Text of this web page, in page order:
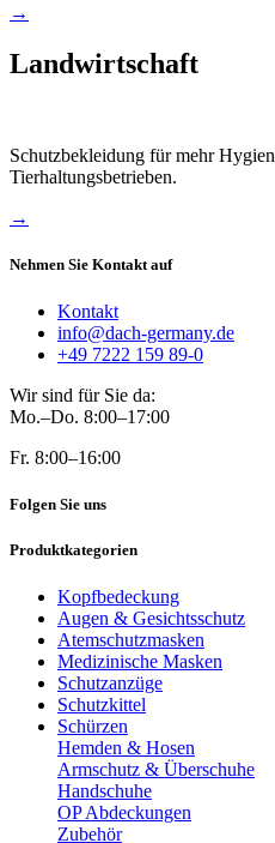
→
Landwirtschaft
Schutzbekleidung für mehr
Tierhaltungsbetrieben.
→
Nehmen Sie Kontakt auf
Kontakt
info@dach-germany.de
+49 7222 159 89-0
Wir sind für Sie da:
Mo.–Do. 8:00–17:00
Fr. 8:00–16:00
Folgen Sie uns
Produktkategorien
Kopfbedeckung
Augen & Gesichtsschutz
Atemschutzmasken
Medizinische Masken
Schutzanzüge
Schutzkittel
Schürzen
Hemden & Hosen
Armschutz & Überschuhe
Handschuhe
OP Abdeckungen
Zubehör